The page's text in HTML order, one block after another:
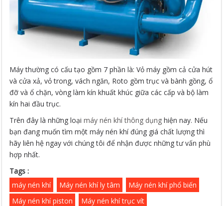
Máy thường có cấu tạo gồm 7 phần là: Vỏ máy gồm cả cửa hút
và cửa xả, vỏ trong, vách ngăn, Roto gồm trục và bành gồng, ổ
đỡ và ổ chặn, vòng làm kín khuất khúc giữa các cấp và bộ làm
kín hai đầu trục.
Trên đây là những loạimáy nén khí thông dụng hiện nay. Nếu
bạn đang muốn tìm một máy nén khí đúng giá chất lượng thì
hãy liên hệ ngay với chúng tôi để nhận được những tư vấn phù
hợp nhất.
Tags :
máy nén khí
Máy nén khí ly tâm
Máy nén khí phổ biến
Máy nén khí piston
Máy nén khí trục vít